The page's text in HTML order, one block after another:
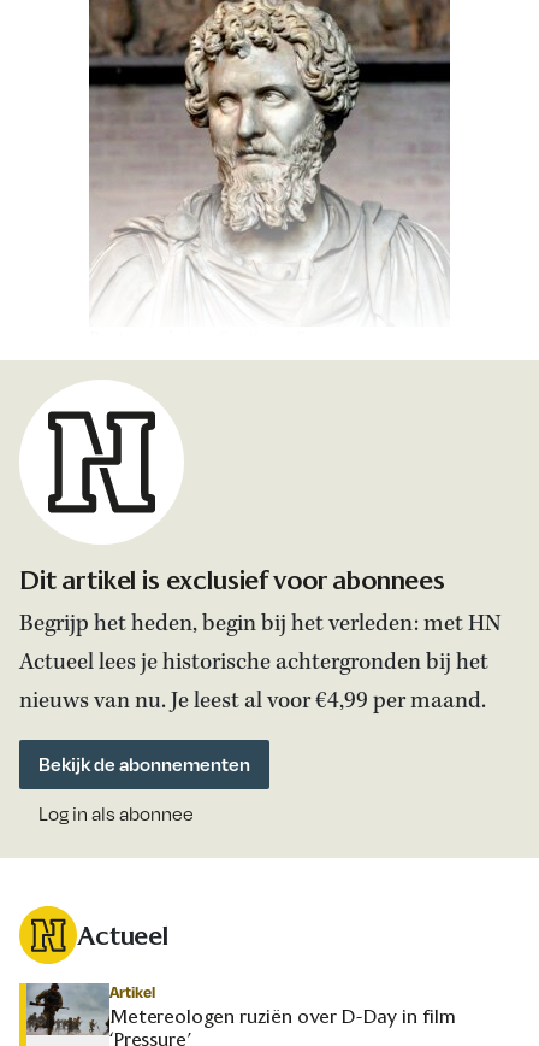
Dit artikel is exclusief voor abonnees
Begrijp het heden, begin bij het verleden: met HN
Actueel lees je historische achtergronden bij het
nieuws van nu. Je leest al voor €4,99 per maand.
Bekijk de abonnementen
Log in als abonnee
Actueel
Artikel
Metereologen ruziën over D-Day in film
‘Pressure’